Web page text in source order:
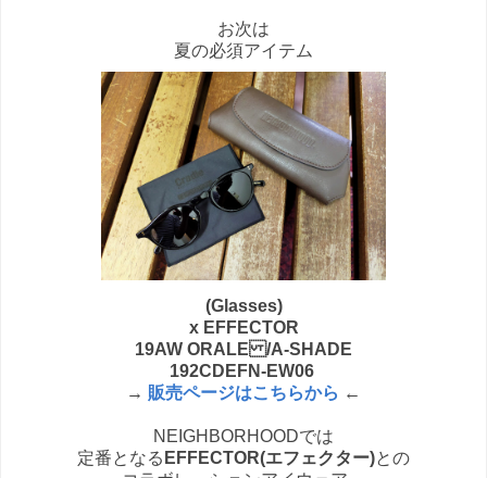
お次は
夏の必須アイテム
(Glasses)
x EFFECTOR
19AW ORALE /A-SHADE
192CDEFN-EW06
→ 販売ページはこちらから ←
NEIGHBORHOODでは
定番となる EFFECTOR(エフェクター)との